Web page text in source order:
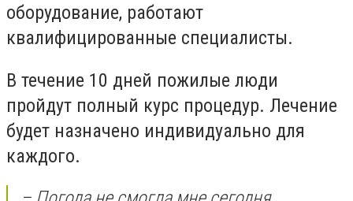
оборудование, работают
квалифицированные специалисты.
В течение 10 дней пожилые люди
пройдут полный курс процедур. Лечение
будет назначено индивидуально для
каждого.